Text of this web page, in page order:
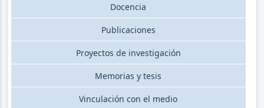
Docencia
Publicaciones
Proyectos de investigación
Memorias y tesis
Vinculación con el medio